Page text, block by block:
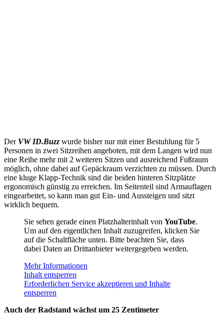
Der VW ID.Buzz wurde bisher nur mit einer Bestuhlung für 5
Personen in zwei Sitzreihen angeboten, mit dem Langen wird nun
eine Reihe mehr mit 2 weiteren Sitzen und ausreichend Fußraum
möglich, ohne dabei auf Gepäckraum verzichten zu müssen. Durch
eine kluge Klapp-Technik sind die beiden hinteren Sitzplätze
ergonomisch günstig zu erreichen. Im Seitenteil sind Armauflagen
eingearbeitet, so kann man gut Ein- und Aussteigen und sitzt
wirklich bequem.
Sie sehen gerade einen Platzhalterinhalt von YouTube.
Um auf den eigentlichen Inhalt zuzugreifen, klicken Sie
auf die Schaltfläche unten. Bitte beachten Sie, dass
dabei Daten an Drittanbieter weitergegeben werden.
Mehr Informationen
Inhalt entsperren
Erforderlichen Service akzeptieren und Inhalte
entsperren
Auch der Radstand wächst um 25 Zentimeter